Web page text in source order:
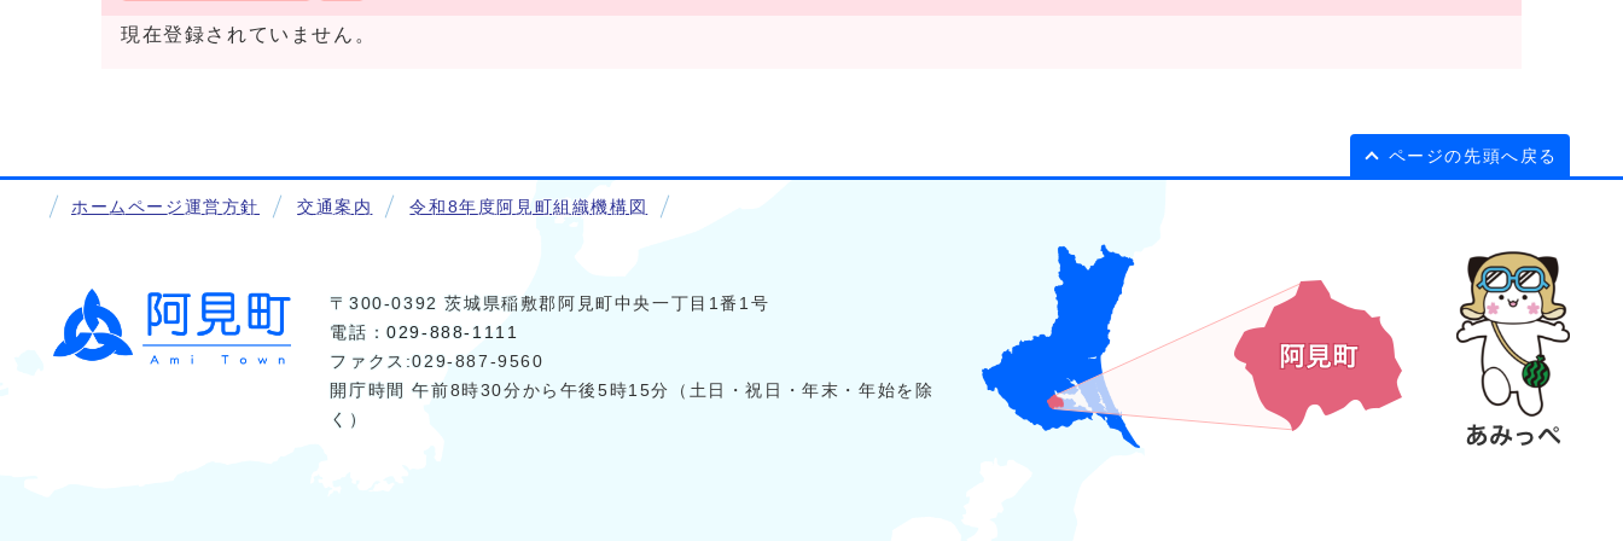
現在登録されていません。
ページの先頭へ戻る
ホームページ運営方針 交通案内 令和8年度阿見町組織機構図
〒300-0392 茨城県稲敷郡阿見町中央一丁目1番1号
電話：029-888-1111
ファクス:029-887-9560
開庁時間 午前8時30分から午後5時15分（土日・祝日・年末・年始を除
く）